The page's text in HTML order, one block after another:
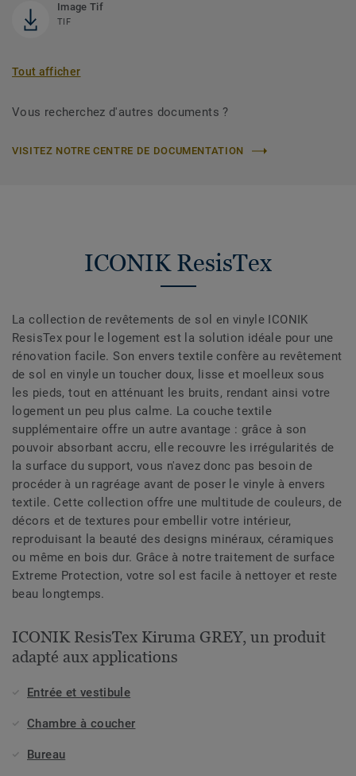
Image Tif
TIF
Tout afficher
Vous recherchez d'autres documents ?
VISITEZ NOTRE CENTRE DE DOCUMENTATION
ICONIK ResisTex
La collection de revêtements de sol en vinyle ICONIK
ResisTex pour le logement est la solution idéale pour une
rénovation facile. Son envers textile confère au revêtement
de sol en vinyle un toucher doux, lisse et moelleux sous
les pieds, tout en atténuant les bruits, rendant ainsi votre
logement un peu plus calme. La couche textile
supplémentaire offre un autre avantage : grâce à son
pouvoir absorbant accru, elle recouvre les irrégularités de
la surface du support, vous n'avez donc pas besoin de
procéder à un ragréage avant de poser le vinyle à envers
textile. Cette collection offre une multitude de couleurs, de
décors et de textures pour embellir votre intérieur,
reproduisant la beauté des designs minéraux, céramiques
ou même en bois dur. Grâce à notre traitement de surface
Extreme Protection, votre sol est facile à nettoyer et reste
beau longtemps.
ICONIK ResisTex Kiruma GREY, un produit
adapté aux applications
Entrée et vestibule
Chambre à coucher
Bureau